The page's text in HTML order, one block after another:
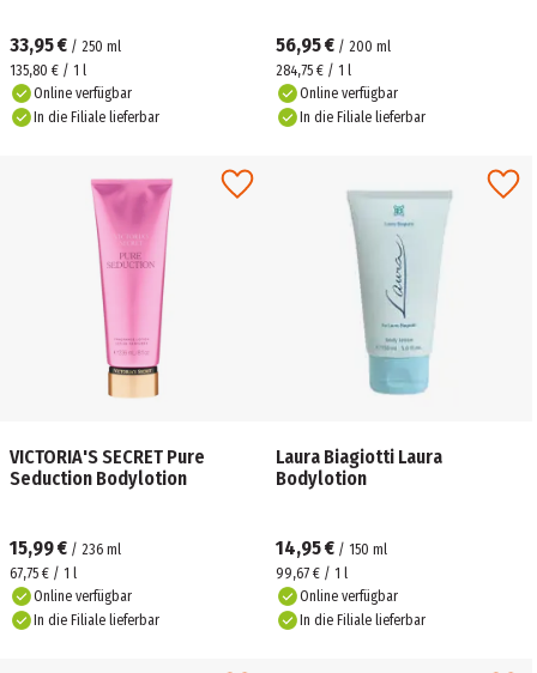
33,95 € / 250 ml
135,80 € / 1 l
Online verfügbar
In die Filiale lieferbar
56,95 € / 200 ml
284,75 € / 1 l
Online verfügbar
In die Filiale lieferbar
VICTORIA'S SECRET Pure
Seduction Bodylotion
15,99 € / 236 ml
67,75 € / 1 l
Online verfügbar
In die Filiale lieferbar
Laura Biagiotti Laura
Bodylotion
14,95 € / 150 ml
99,67 € / 1 l
Online verfügbar
In die Filiale lieferbar